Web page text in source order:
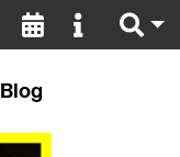
Blog